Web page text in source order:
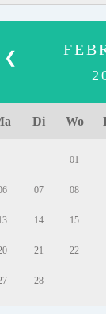
❮
Di Wo
01
07 08
14 15
21 22
28